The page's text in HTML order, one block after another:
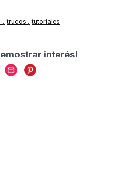
trucos tutoriales
interés!